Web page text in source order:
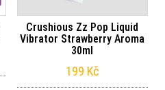
Crushious Zz Pop Liquid
Vibrator Strawberry Aroma
30ml
199 Kč